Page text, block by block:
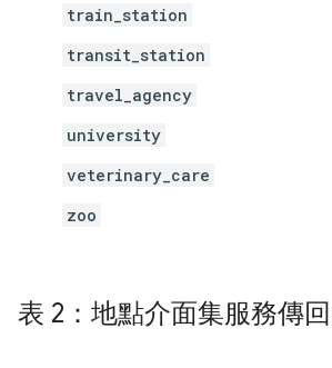
train_station
transit_station
travel_agency
university
veterinary_care
zoo
表 2：地點介面集服務傳